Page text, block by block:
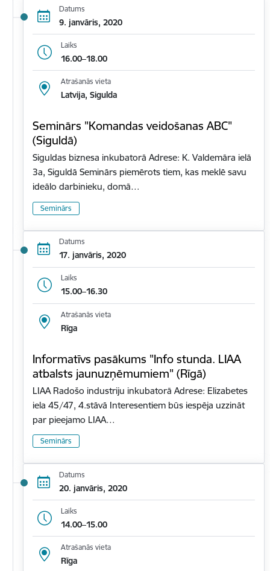
Datums
9. janvāris, 2020
Laiks
16.00–18.00
Atrašanās vieta
Latvija, Sigulda
Seminārs "Komandas veidošanas ABC"
(Siguldā)
Siguldas biznesa inkubatorā Adrese: K. Valdemāra ielā
3a, Siguldā Seminārs piemērots tiem, kas meklē savu
ideālo darbinieku, domā…
Seminārs
Datums
17. janvāris, 2020
Laiks
15.00–16.30
Atrašanās vieta
Rīga
Informatīvs pasākums "Info stunda. LIAA
atbalsts jaunuzņēmumiem" (Rīgā)
LIAA Radošo industriju inkubatorā Adrese: Elizabetes
iela 45/47, 4.stāvā Interesentiem būs iespēja uzzināt
par pieejamo LIAA…
Seminārs
Datums
20. janvāris, 2020
Laiks
14.00–15.00
Atrašanās vieta
Rīga